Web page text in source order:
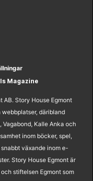
Magazine
AB. Story House Egmont
däribland
Vagabond, Kalle Anka och
inom böcker, spel,
växande inom e-
Story House Egmont är
stiftelsen Egmont som